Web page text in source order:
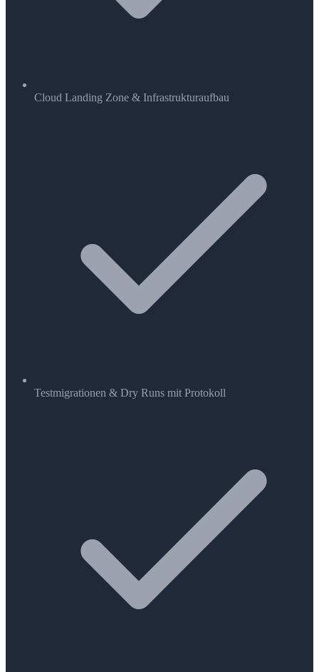
Cloud Landing Zone & Infrastrukturaufbau
Testmigrationen & Dry Runs mit Protokoll